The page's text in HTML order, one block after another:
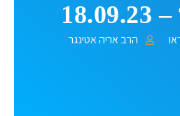
הרב אריה אטינגר